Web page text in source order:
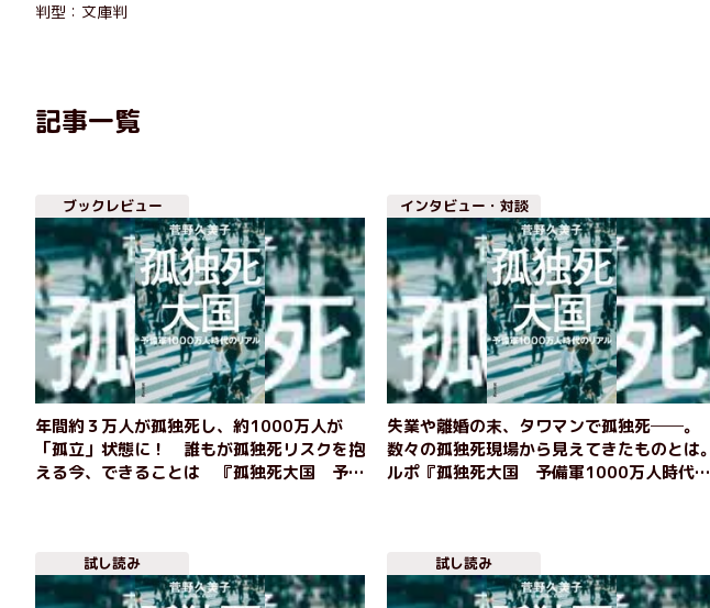
判型：文庫判
記事一覧
ブックレビュー
年間約３万人が孤独死し、約1000万人が
「孤立」状態に！ 誰もが孤独死リスクを抱
える今、できることは 『孤独死大国 予備
インタビュー・対談
失業や離婚の末、タワマンで孤独死──。
数々の孤独死現場から見えてきたものとは。
ルポ『孤独死大国 予備軍1000万人時代の
試し読み 試し読み